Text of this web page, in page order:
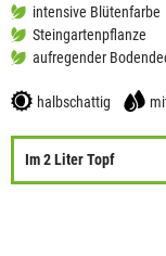
intensive Blütenfarbe
Steingartenpflanze
aufregender
halbschattig
Im 2 Liter Topf